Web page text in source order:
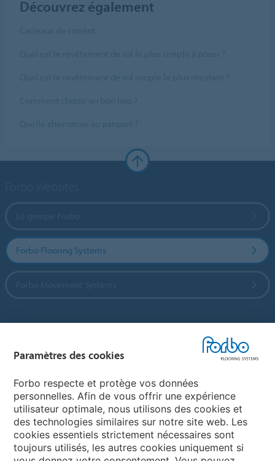
Découvrez également
Forbo Flooring Systems
My Forbo
LEXIQUE
PLAN DU SITE
Paramètres des cookies
Forbo respecte et protège vos données
personnelles. Afin de vous offrir une expérience
utilisateur optimale, nous utilisons des cookies et
des technologies similaires sur notre site web. Les
cookies essentiels strictement nécessaires sont
toujours utilisés, les autres cookies uniquement si